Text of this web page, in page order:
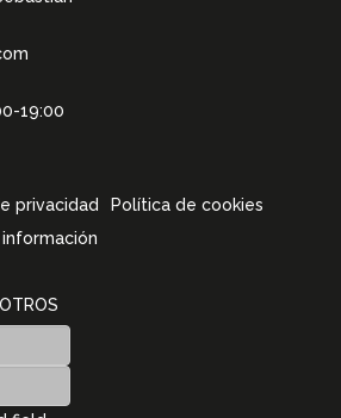
19:00
privacidad
Política de cookies